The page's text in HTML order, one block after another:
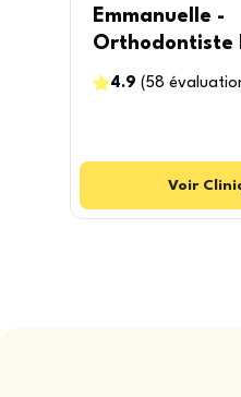
Emmanuelle -
Orthodontiste
4.9 (58
Voir